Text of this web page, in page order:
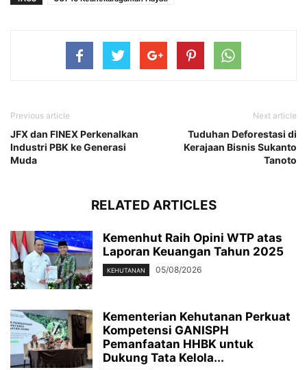
Previous article
JFX dan FINEX Perkenalkan
Industri PBK ke Generasi
Muda
Next article
Tuduhan Deforestasi di
Kerajaan Bisnis Sukanto
Tanoto
RELATED ARTICLES
Kemenhut Raih Opini WTP atas
Laporan Keuangan Tahun 2025
KEHUTANAN 05/08/2026
Kementerian Kehutanan Perkuat
Kompetensi GANISPH
Pemanfaatan HHBK untuk
Dukung Tata Kelola...